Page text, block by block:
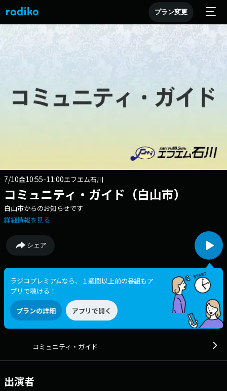
プラン変更
7/10金10:55-11:00エフエム石川
コミュニティ・ガイド（白山市）
白山市からのお知らせです
詳細情報を見る
シェア
ラジコプレミアムなら、１週間以上前の番組もア
プリで聴ける！
プランの詳細 アプリで開く
コミュニティ・ガイド
出演者